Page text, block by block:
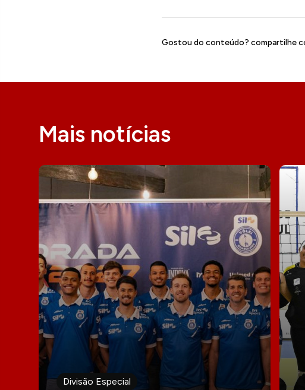
Gostou do conteúdo? compartilhe
Mais notícias
Divisão Especial